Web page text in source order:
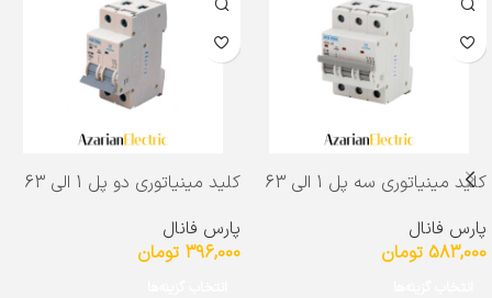
کلید مینیاتوری سه پل 1 الی 63
6KA
پارس فانال
583,000 تومان
کلید مینیاتوری دو پل 1 الی 63
6kA
پارس فانال
396,000 تومان